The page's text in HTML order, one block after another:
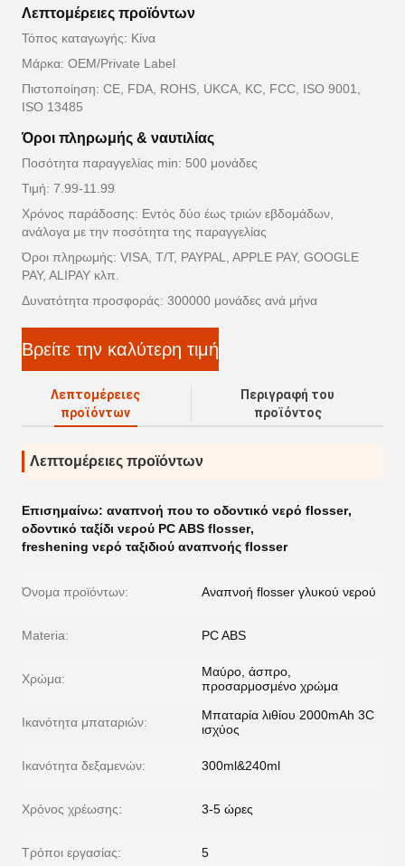
Λεπτομέρειες προϊόντων
Τόπος καταγωγής: Κίνα
Μάρκα: OEM/Private Label
Πιστοποίηση: CE, FDA, ROHS, UKCA, KC, FCC, ISO 9001,
ISO 13485
Όροι πληρωμής & ναυτιλίας
Ποσότητα παραγγελίας min: 500 μονάδες
Τιμή: 7.99-11.99
Χρόνος παράδοσης: Εντός δύο έως τριών εβδομάδων,
ανάλογα με την ποσότητα της παραγγελίας
Όροι πληρωμής: VISA, T/T, PAYPAL, APPLE PAY, GOOGLE
PAY, ALIPAY κλπ.
Δυνατότητα προσφοράς: 300000 μονάδες ανά μήνα
Βρείτε την καλύτερη τιμή
Λεπτομέρειες
προϊόντων
Περιγραφή του
προϊόντος
Λεπτομέρειες προϊόντων
Επισημαίνω: αναπνοή που το οδοντικό νερό flosser,
οδοντικό ταξίδι νερού PC ABS flosser,
freshening νερό ταξιδιού αναπνοής flosser
Όνομα προϊόντων: Αναπνοή flosser γλυκού νερού
Materia: PC ABS
Χρώμα:
Μαύρο, άσπρο,
προσαρμοσμένο χρώμα
Ικανότητα μπαταριών:
Μπαταρία λιθίου 2000mAh 3C
ισχύος
Ικανότητα δεξαμενών: 300ml&240ml
Χρόνος χρέωσης: 3-5 ώρες
Τρόποι εργασίας: 5